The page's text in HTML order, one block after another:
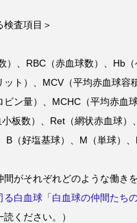
検査項目＞
）、RBC（赤血球数）、Hb（
ット）、MCV（平均赤血球容
ビン量）、MCHC（平均赤血
小板数）、Ret（網状赤血球）
B（好塩基球）、M（単球）
間がそれぞれどのような働き
白血球「白血球の仲間たちの
ください。）